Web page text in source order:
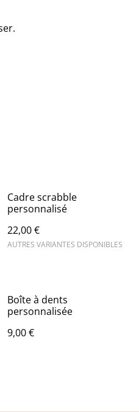
Cadre scrabble
personnalisé
22,00 €
AUTRES VARIANTES DISPONIBLES
Boîte à dents
personnalisée
9,00 €